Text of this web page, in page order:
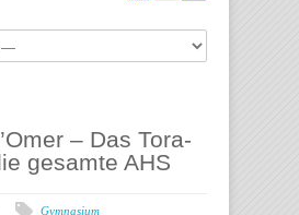
– Das Tora-
gesamte AHS
Gymnasium